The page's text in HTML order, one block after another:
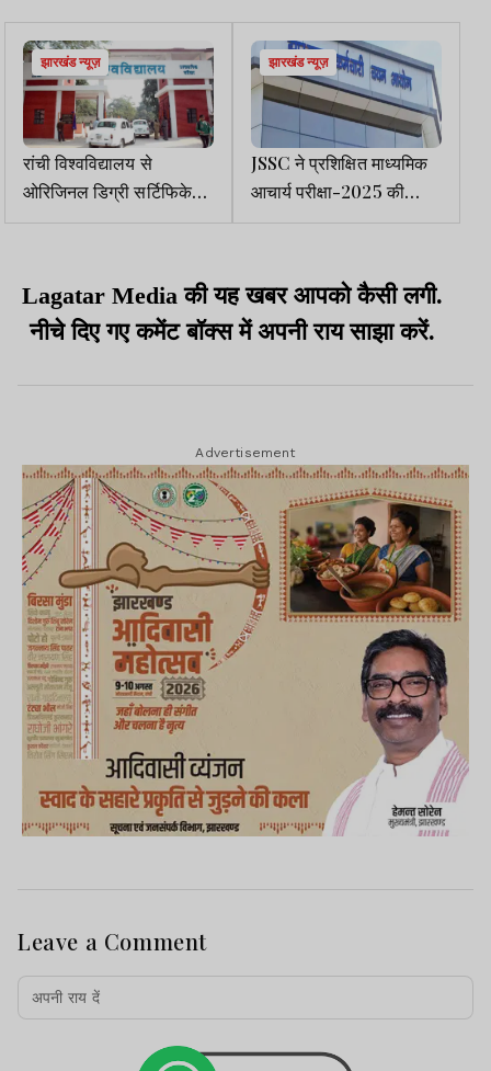
झारखंड न्यूज़
रांची विश्वविद्यालय से
ओरिजिनल डिग्री सर्टिफिकेट
के लिए अब ऑनलाइन आवेदन
झारखंड न्यूज़
JSSC ने प्रशिक्षित माध्यमिक
आचार्य परीक्षा-2025 की
अंतिम उत्तर कुंजी जारी की
Lagatar Media की यह खबर आपको कैसी लगी.
नीचे दिए गए कमेंट बॉक्स में अपनी राय साझा करें.
Advertisement
Leave a Comment